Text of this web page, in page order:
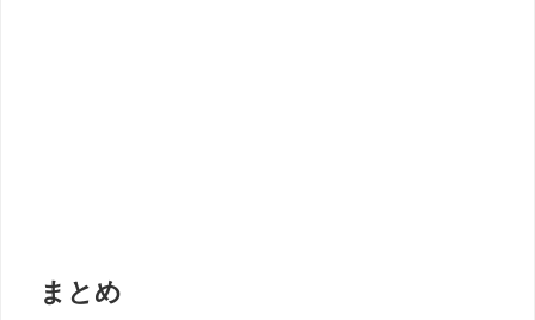
まとめ